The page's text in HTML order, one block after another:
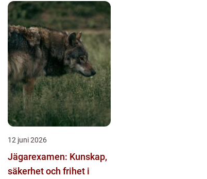
12 juni 2026
Jägarexamen: Kunskap,
säkerhet och frihet i